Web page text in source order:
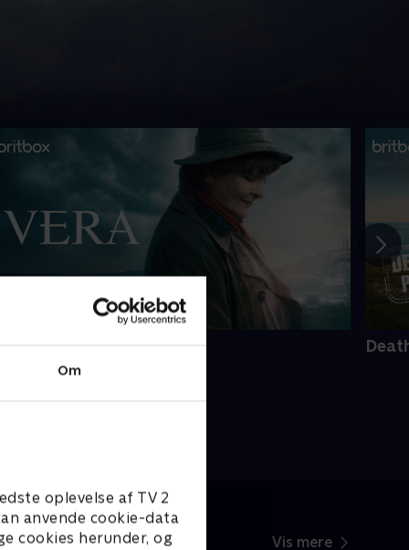
Om
oplevelse af TV 2
anvende cookie-data
cookies herunder, og
Vis mere